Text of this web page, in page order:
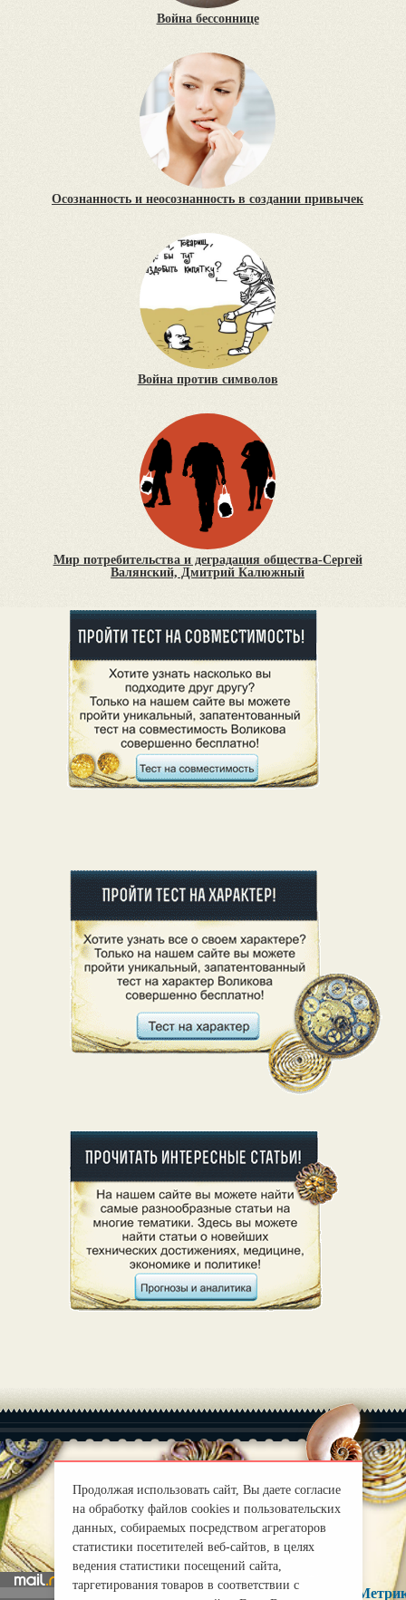
Война бессоннице
Осознанность и неосознанность в создании привычек
Война против символов
Мир потребительства и деградация общества-Сергей
Валянский, Дмитрий Калюжный
О нас |
Правила
mirprognoz@mail.ru
Продолжая использовать сайт, Вы даете согласие
на обработку файлов cookies и пользовательских
данных, собираемых посредством агрегаторов
статистики посетителей веб-сайтов, в целях
ведения статистики посещений сайта,
таргетирования товаров в соответствии с